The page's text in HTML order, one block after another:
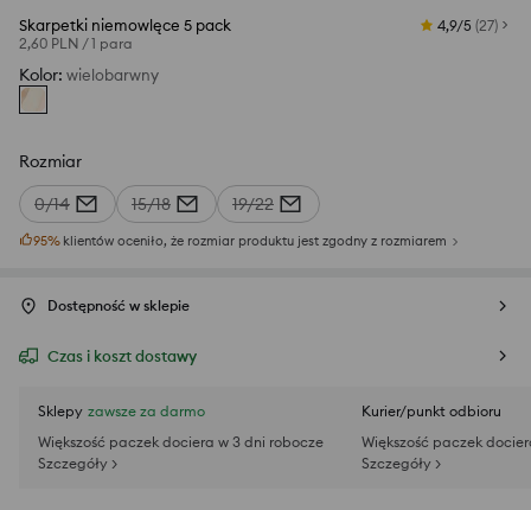
Skarpetki niemowlęce 5 pack
2,60 PLN /1 para
4,9/5 (27)
Kolor: wielobarwny
Rozmiar
0/14
15/18 19/22
95% klientów oceniło, że rozmiar produktu jest zgodny z rozmiarem
Dostępność w sklepie
Czas i koszt dostawy
Sklepy zawsze za darmo
Większość paczek dociera w 3 dni robocze
Szczegóły >
Kurier/punkt odbioru
Większość paczek
Szczegóły >